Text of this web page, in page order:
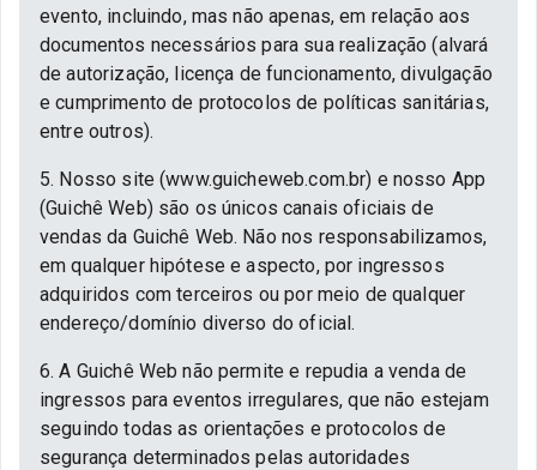
evento, incluindo, mas não apenas, em relação aos
documentos necessários para sua realização (alvará
de autorização, licença de funcionamento, divulgação
e cumprimento de protocolos de políticas sanitárias,
entre outros).
5. Nosso site (www.guicheweb.com.br) e nosso App
(Guichê Web) são os únicos canais oficiais de
vendas da Guichê Web. Não nos responsabilizamos,
em qualquer hipótese e aspecto, por ingressos
adquiridos com terceiros ou por meio de qualquer
endereço/domínio diverso do oficial.
6. A Guichê Web não permite e repudia a venda de
ingressos para eventos irregulares, que não estejam
seguindo todas as orientações e protocolos de
segurança determinados pelas autoridades